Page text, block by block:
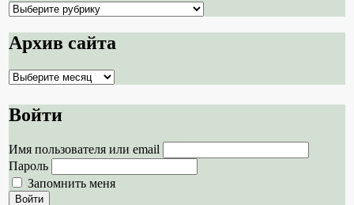
Навигация
рубрикам
сайта
Архив сайта
Архив
Войти
Имя пользователя или email
Пароль
Запомнить меня
Войти